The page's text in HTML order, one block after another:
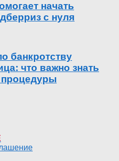
начать
с нуля
банкротству
что важно знать